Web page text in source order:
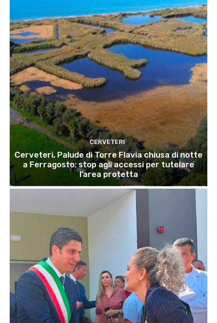
CERVETERI
Cerveteri, Palude di Torre Flavia chiusa di notte
a Ferragosto: stop agli accessi per tutelare
l’area protetta